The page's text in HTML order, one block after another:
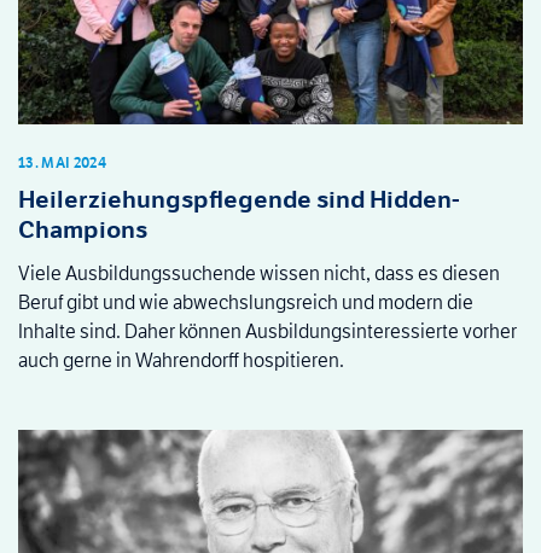
Heilerziehungspflegende sind Hidden-
Champions
13. MAI 2024
Viele Ausbildungssuchende wissen nicht, dass es diesen
Beruf gibt und wie abwechslungsreich und modern die
Inhalte sind. Daher können Ausbildungsinteressierte vorher
auch gerne in Wahrendorff hospitieren.